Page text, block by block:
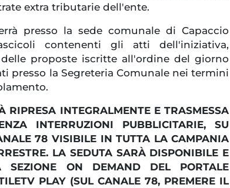
extra tributarie dell'ente.
presso la sede comunale di Capaccio
contenenti gli atti dell'iniziativa,
proposte iscritte all'ordine del giorno
presso la Segreteria Comunale nei termini
RIPRESA INTEGRALMENTE E TRASMESSA
INTERRUZIONI PUBBLICITARIE, SU
78 VISIBILE IN TUTTA LA CAMPANIA
LA SEDUTA SARÀ DISPONIBILE E
SEZIONE ON DEMAND DEL PORTALE
PLAY (SUL CANALE 78, PREMERE IL